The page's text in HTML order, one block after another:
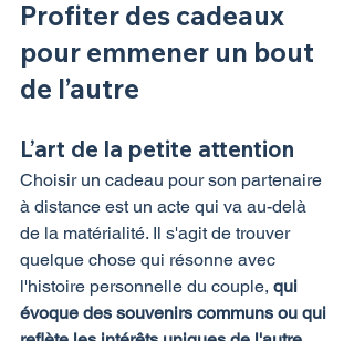
Profiter des cadeaux
pour emmener un bout
de l’autre
L’art de la petite attention
Choisir un cadeau pour son partenaire
à distance est un acte qui va au-delà
de la matérialité. Il s'agit de trouver
quelque chose qui résonne avec
l'histoire personnelle du couple, qui
évoque des souvenirs communs ou qui